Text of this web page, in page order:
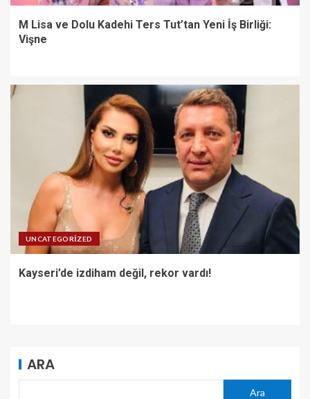
M Lisa ve Dolu Kadehi Ters Tut’tan Yeni İş Birliği:
Vişne
UNCATEGORIZED
Kayseri’de izdiham değil, rekor vardı!
ARA
Ara